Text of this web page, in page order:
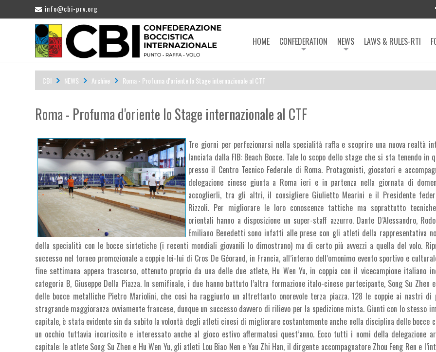
info@cbi-prv.org
HOME CONFEDERATION NEWS LAWS & RULES-RTI
CBI NEWS Archive Roma - Profuma d'oriente lo Stage internazionale al CTF
Roma - Profuma d'oriente lo Stage internazionale al CTF
Tre giorni per perfezionarsi nella specialità raffa e scoprire una nuova realtà
lanciata dalla FIB: Beach Bocce. Tale lo scopo dello stage che si sta tenendo in
presso il Centro Tecnico Federale di Roma. Protagonisti, giocatori e
delegazione cinese giunta a Roma ieri e in partenza nella giornata di
accoglierli, tra gli altri, il consigliere Giulietto Mearini e il Presidente
Rizzoli. Per migliorare le loro conoscenze tattiche ma soprattutto
orientali hanno a disposizione un super-staff azzurro. Dante D’Alessandro,
Emiliano Benedetti sono infatti alle prese con gli atleti della rappresentativa
della specialità con le bocce sintetiche (i recenti mondiali giovanili lo dimostrano) ma di certo più avvezzi a quella del volo.
successo nel torneo promozionale a coppie lei-lui di Cros De Géorand, in Francia, all’interno dell’omonimo evento sportivo e
fine settimana appena trascorso, ottenuto proprio da una delle due atlete, Hu Wen Yu, in coppia con il vicecampione italiano
categoria B, Giuseppe Della Piazza. In semifinale, i due hanno battuto l’altra formazione italo-cinese partecipante, Song Su Zhen
delle bocce metalliche Pietro Mariolini, che così ha raggiunto un altrettanto onorevole terza piazza. 128 le coppie ai nastri di
stragrande maggioranza ovviamente francese, dunque un successo davvero di rilievo per la spedizione mista. Giunti con lo stesso
capitale, è stata evidente sin da subito la volontà degli atleti cinesi di migliorare costantemente anche nella disciplina delle bocce
un occhio tuttavia incuriosito e interessato anche al gioco estivo affermatosi quest’anno. Ecco tutti i nomi della delegazione
capitale: le atlete Song Su Zhen e Hu Wen Yu, gli atleti Lou Biao Nen e Yau Zhi Han, il dirgente accompagnatore Zhou Feng Ren e